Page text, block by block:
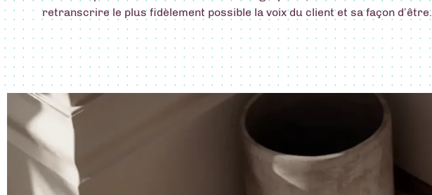
retranscrire le plus fidèlement possible la voix du client et sa façon d’être.